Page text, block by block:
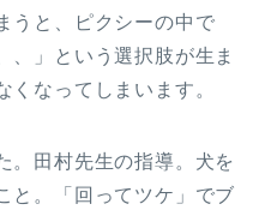
うと、ピクシーの中で
、」という選択肢が生ま
くなってしまいます。
。田村先生の指導。犬を
と。「回ってツケ」でブ